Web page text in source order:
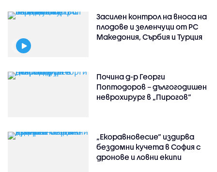
Засилен контрол на вноса на
плодове и зеленчуци от РС
Македония, Сърбия и Турция
Почина д-р Георги
Поптодоров – дългогодишен
неврохирург в „Пирогов“
„Екоравновесие“ издирва
бездомни кучета в София с
дронове и ловни екипи